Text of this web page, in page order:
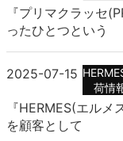
『プリマクラッセ
ったひとつという
2025-07-15
荷情
『HERMES(エル
を顧客として